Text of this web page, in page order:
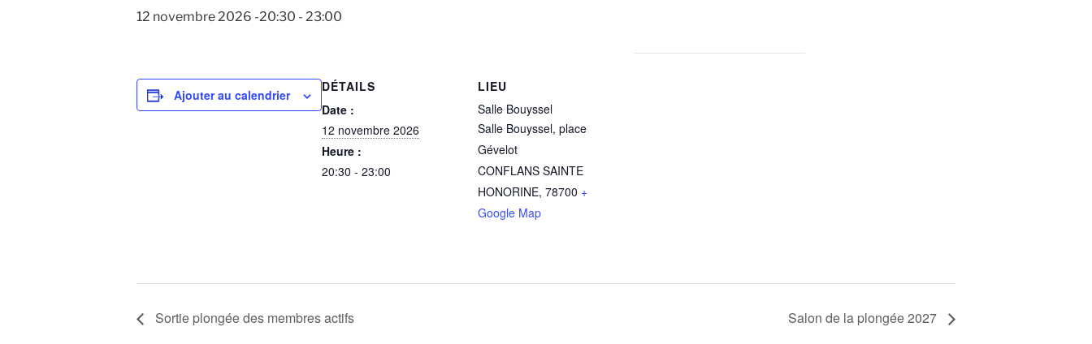
12 novembre 2026 -20:30 - 23:00
Ajouter au calendrier
DÉTAILS
Date :
12 novembre 2026
Heure :
20:30 - 23:00
LIEU
Salle Bouyssel
Salle Bouyssel, place
Gévelot
CONFLANS SAINTE
HONORINE, 78700 +
Google Map
Sortie plongée des membres actifs Salon de la plongée 2027